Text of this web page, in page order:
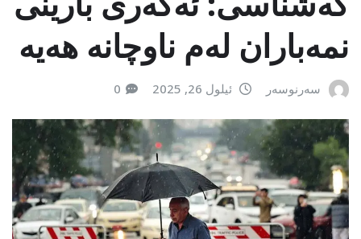
نمەباران لەم ناوچانە هەیە
سەرنوسەر ئیلول 26, 2025 0